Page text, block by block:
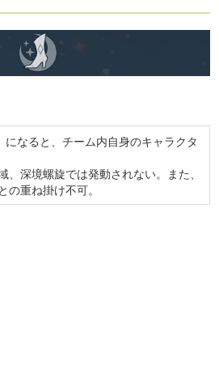
なると、チーム内自身のキャラクタ
、深境螺旋では発動されない。また、
の重ね掛け不可。